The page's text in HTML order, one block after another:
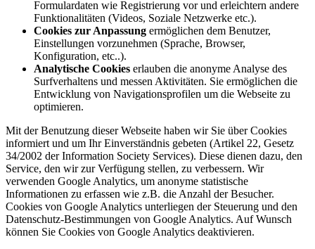
Formulardaten wie Registrierung vor und erleichtern andere
Funktionalitäten (Videos, Soziale Netzwerke etc.).
Cookies zur Anpassung ermöglichen dem Benutzer,
Einstellungen vorzunehmen (Sprache, Browser,
Konfiguration, etc..).
Analytische Cookies erlauben die anonyme Analyse des
Surfverhaltens und messen Aktivitäten. Sie ermöglichen die
Entwicklung von Navigationsprofilen um die Webseite zu
optimieren.
Mit der Benutzung dieser Webseite haben wir Sie über Cookies
informiert und um Ihr Einverständnis gebeten (Artikel 22, Gesetz
34/2002 der Information Society Services). Diese dienen dazu, den
Service, den wir zur Verfügung stellen, zu verbessern. Wir
verwenden Google Analytics, um anonyme statistische
Informationen zu erfassen wie z.B. die Anzahl der Besucher.
Cookies von Google Analytics unterliegen der Steuerung und den
Datenschutz-Bestimmungen von Google Analytics. Auf Wunsch
können Sie Cookies von Google Analytics deaktivieren.